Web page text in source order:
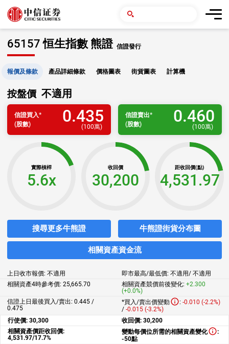
65157 恒生指數 熊證 信證發行
報價及條款 產品詳細條款 價格圖表 街貨圖表 計算機
按盤價 不適用
信證買入*
(股數)
0.435
(100萬)
信證賣出*
(股數)
0.460
(100萬)
實際槓桿
5.6x
收回價
30,200
距收回價(點)
4,531.97
搜尋更多牛熊證 牛熊證街貨分布圖
相關資產資金流
上日收市報價: 不適用 即市最高/最低價: 不適用/ 不適用
相關資產4時參考價: 25,665.70 相關資產競價前後變化: +2.300
(+0.0%)
信證上日最後買入/賣出: 0.445 /
0.475
*買入/賣出價變動 : -0.010 (-2.2%)
/ -0.015 (-3.2%)
行使價: 30,300 收回價: 30,200
相關資產價距收回價:
4,531.97/17.7%
變動每價位所需的相關資產變化
:
-50點